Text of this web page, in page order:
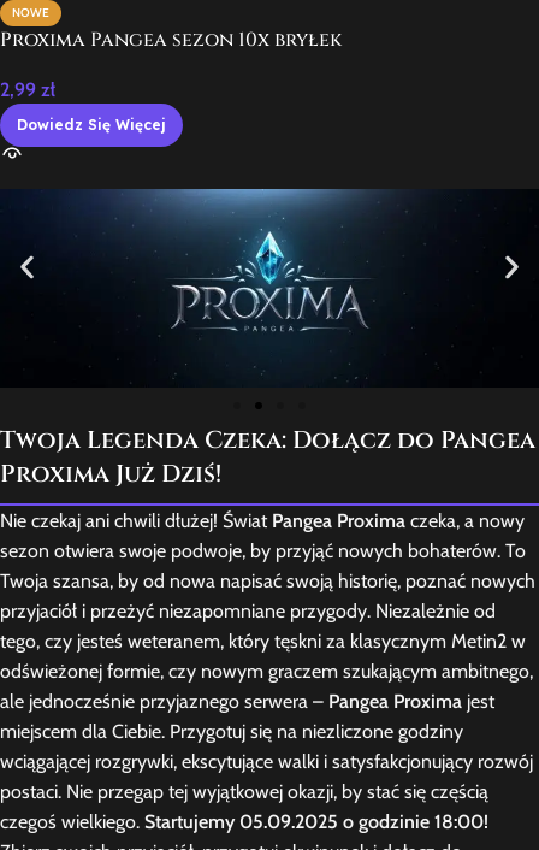
NOWE
Proxima Pangea sezon 10x bryłek
2,99 zł
Dowiedz Się Więcej
Twoja Legenda Czeka: Dołącz do Pangea
Proxima Już Dziś!
Nie czekaj ani chwili dłużej! Świat Pangea Proxima czeka, a nowy
sezon otwiera swoje podwoje, by przyjąć nowych bohaterów. To
Twoja szansa, by od nowa napisać swoją historię, poznać nowych
przyjaciół i przeżyć niezapomniane przygody. Niezależnie od
tego, czy jesteś weteranem, który tęskni za klasycznym Metin2 w
odświeżonej formie, czy nowym graczem szukającym ambitnego,
ale jednocześnie przyjaznego serwera – Pangea Proxima jest
miejscem dla Ciebie. Przygotuj się na niezliczone godziny
wciągającej rozgrywki, ekscytujące walki i satysfakcjonujący rozwój
postaci. Nie przegap tej wyjątkowej okazji, by stać się częścią
czegoś wielkiego. Startujemy 05.09.2025 o godzinie 18:00!